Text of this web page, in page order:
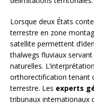
Lorsque deux États
terrestre en zone
satellite permettent
thalwegs fluviaux
naturelles.
orthorectification tenant
terrestre. Les experts
tribunaux internationaux